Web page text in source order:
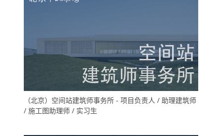
（北京）空间站建筑师事务所 - 项目负责人 / 助理建筑师
/ 施工图助理师 / 实习生